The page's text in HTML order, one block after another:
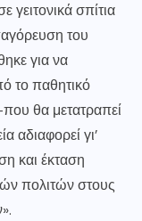
γειτονικά σπίτια
του
για να
το παθητικό
θα μετατραπεί
αδιαφορεί γι’
και έκταση
πολιτών στους